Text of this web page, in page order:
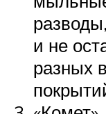
и не
разных